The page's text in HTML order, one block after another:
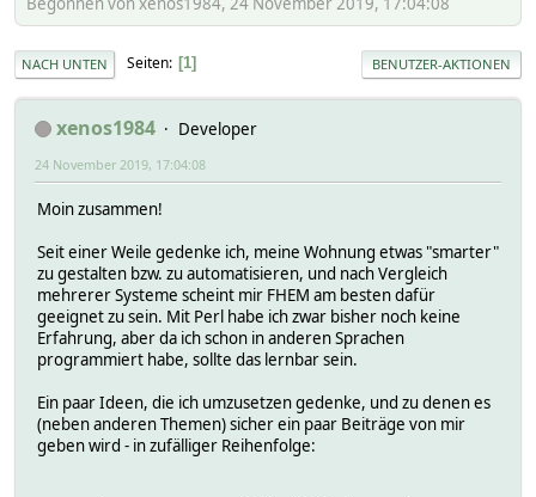
NACH UNTEN Seiten 1 BENUTZER-AKTIONEN
xenos1984 Developer
24 November 2019, 17:04:08
Moin zusammen!
Seit einer Weile gedenke ich, meine Wohnung etwas "smarter"
zu gestalten bzw. zu automatisieren, und nach Vergleich
mehrerer Systeme scheint mir FHEM am besten dafür
geeignet zu sein. Mit Perl habe ich zwar bisher noch keine
Erfahrung, aber da ich schon in anderen Sprachen
programmiert habe, sollte das lernbar sein.
Ein paar Ideen, die ich umzusetzen gedenke, und zu denen es
(neben anderen Themen) sicher ein paar Beiträge von mir
geben wird - in zufälliger Reihenfolge: